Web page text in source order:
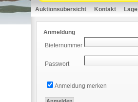
Auktionsübersicht Kontakt
Anmeldung
Bieternummer
Passwort
Anmeldung merken